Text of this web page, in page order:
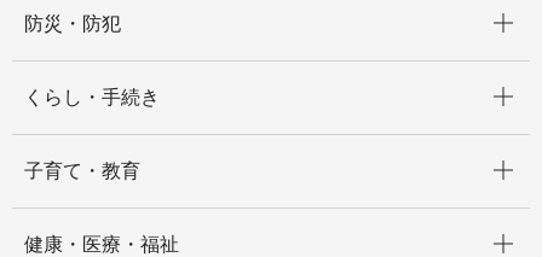
防災・防犯
くらし・手続き
子育て・教育
健康・医療・福祉